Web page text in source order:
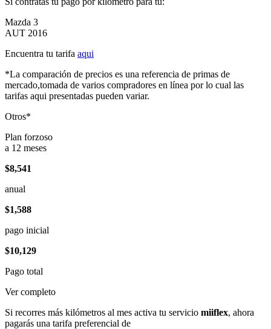
Mazda 3
AUT 2016
Encuentra tu tarifa aqui
*La comparación de precios es una referencia de primas de
mercado,tomada de varios compradores en línea por lo cual las
tarifas aqui presentadas pueden variar.
Otros*
Plan forzoso
a 12 meses
$8,541
anual
$1,588
pago inicial
$10,129
Pago total
Ver completo
Si recorres más kilómetros al mes activa tu servicio miiflex, ahora
pagarás una tarifa preferencial de